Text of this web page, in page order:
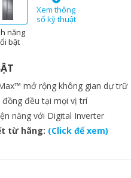
năng
bật
Xem thông
số kỹ thuật
mở rộng không gian dự trữ
đều tại mọi vị trí
năng với Digital Inverter
từ hãng: (Click để xem)